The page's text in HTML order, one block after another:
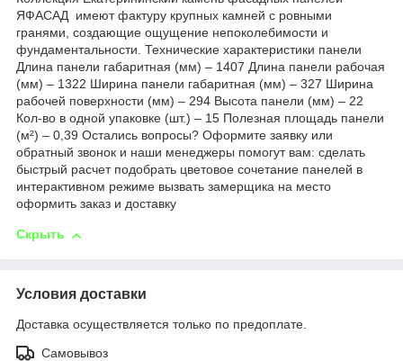
ЯФАСАД имеют фактуру крупных камней с ровными
гранями, создающие ощущение непоколебимости и
фундаментальности. Технические характеристики панели
Длина панели габаритная (мм) – 1407 Длина панели рабочая
(мм) – 1322 Ширина панели габаритная (мм) – 327 Ширина
рабочей поверхности (мм) – 294 Высота панели (мм) – 22
Кол-во в одной упаковке (шт.) – 15 Полезная площадь панели
(м²) – 0,39 Остались вопросы? Оформите заявку или
обратный звонок и наши менеджеры помогут вам: сделать
быстрый расчет подобрать цветовое сочетание панелей в
интерактивном режиме вызвать замерщика на место
оформить заказ и доставку
Скрыть
Условия доставки
Доставка осуществляется только по предоплате.
Самовывоз